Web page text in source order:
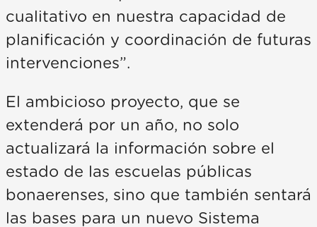
cualitativo en nuestra capacidad de
planificación y coordinación de futuras
intervenciones”.
El ambicioso proyecto, que se
extenderá por un año, no solo
actualizará la información sobre el
estado de las escuelas públicas
bonaerenses, sino que también sentará
las bases para un nuevo Sistema